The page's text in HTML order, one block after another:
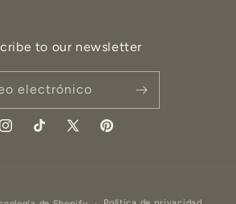
to our newsletter
electrónico
InstagramTikTok
X
Pinterest